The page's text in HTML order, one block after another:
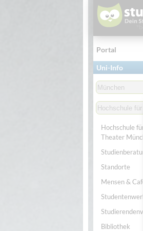
Portal
Uni-Info
Hochschule
Theater
Standorte
Mensen &
Bibliothek